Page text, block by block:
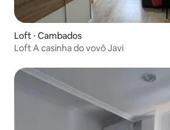
Loft ⋅ Cambados
Loft A casinha do vovô Javi